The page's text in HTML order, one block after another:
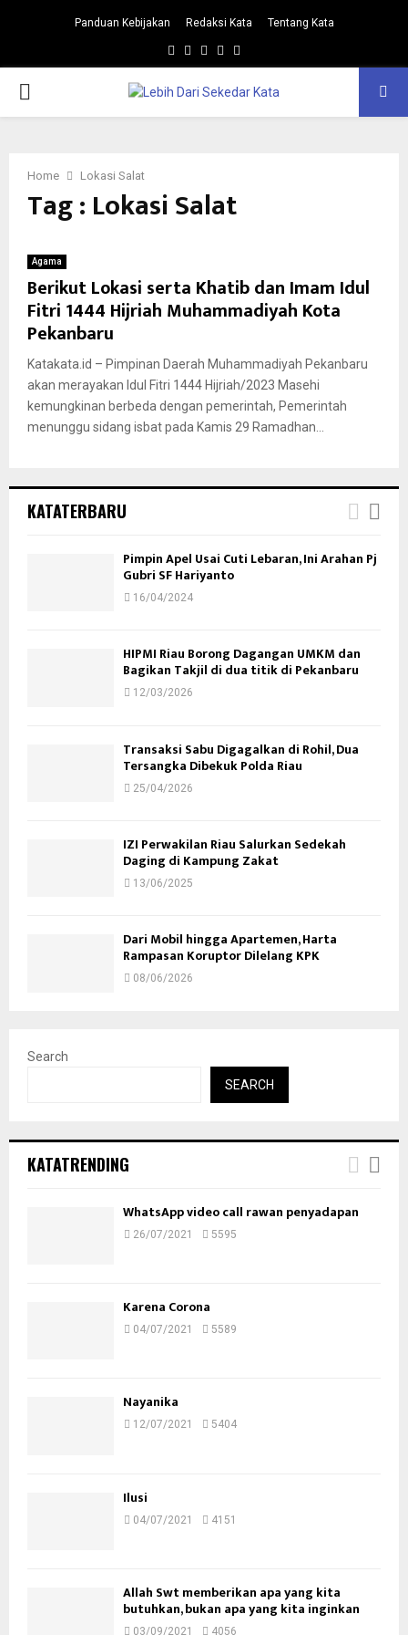
Panduan Kebijakan Redaksi Kata Tentang Kata
Facebook
TwitterInstagram
Pinterest
PRIMARY
Home Lokasi Salat
Tag : Lokasi Salat
Agama
Berikut Lokasi serta Khatib dan Imam Idul
Fitri 1444 Hijriah Muhammadiyah Kota
Pekanbaru
Katakata.id – Pimpinan Daerah Muhammadiyah Pekanbaru
akan merayakan Idul Fitri 1444 Hijriah/2023 Masehi
kemungkinan berbeda dengan pemerintah, Pemerintah
menunggu sidang isbat pada Kamis 29 Ramadhan...
KATATERBARU
Pimpin Apel Usai Cuti Lebaran, Ini Arahan Pj
Gubri SF Hariyanto
16/04/2024
HIPMI Riau Borong Dagangan UMKM dan
Bagikan Takjil di dua titik di Pekanbaru
12/03/2026
Transaksi Sabu Digagalkan di Rohil, Dua
Tersangka Dibekuk Polda Riau
25/04/2026
IZI Perwakilan Riau Salurkan Sedekah
Daging di Kampung Zakat
13/06/2025
Dari Mobil hingga Apartemen, Harta
Rampasan Koruptor Dilelang KPK
08/06/2026
Search
SEARCH
KATATRENDING
WhatsApp video call rawan penyadapan
26/07/2021 5595
Karena Corona
04/07/2021 5589
Nayanika
12/07/2021 5404
Ilusi
04/07/2021 4151
Allah Swt memberikan apa yang kita
butuhkan, bukan apa yang kita inginkan
03/09/2021 4056